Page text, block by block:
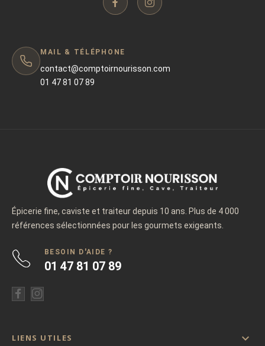
MAIL & TÉLÉPHONE
contact@comptoirnourisson.com
01 47 81 07 89
Épicerie fine, caviste et traiteur depuis 10 ans. Plus de 4 000
références sélectionnées pour les gourmets exigeants.
BESOIN D'AIDE ?
01 47 81 07 89
LIENS UTILES 